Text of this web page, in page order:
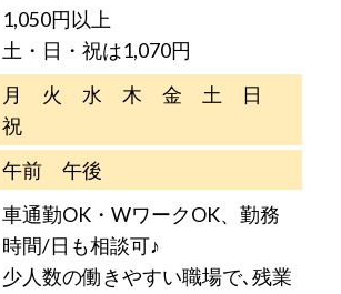
1,050円以上
土・日・祝は1,070円
月 火 水 木 金 土 日
祝
午前 午後
車通勤OK・WワークOK、勤務
時間/日も相談可♪
少人数の働きやすい職場で､残業